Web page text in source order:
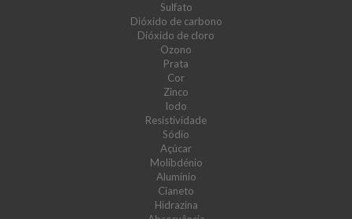
Sulfato
Dióxido de carbono
Dióxido de cloro
Ozono
Prata
Cor
Zinco
Iodo
Resistividade
Sódio
Açúcar
Molibdénio
Alumínio
Cianeto
Hidrazina